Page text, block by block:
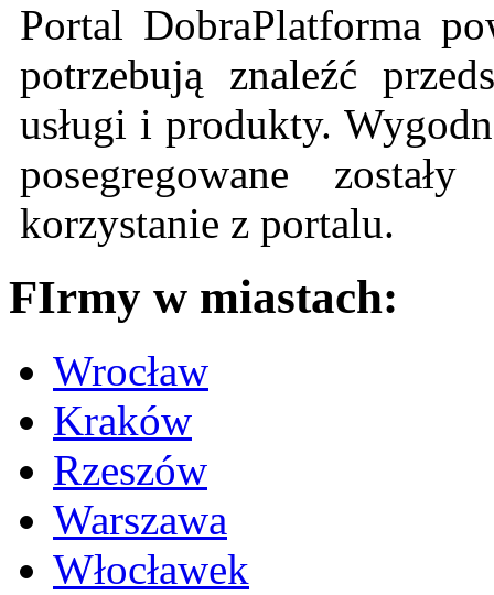
Portal DobraPlatforma
potrzebują znaleźć
usługi i produkty.
posegregowane
korzystanie z portalu.
FIrmy w miastach:
Wrocław
Kraków
Rzeszów
Warszawa
Włocławek